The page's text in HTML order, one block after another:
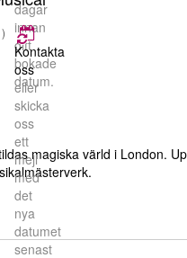
dagar
innan
ditt
bokade
datum.
Kontakta
oss
eller
skicka
oss
ett
mejl
med
det
nya
datumet
senast
magiska värld i London.